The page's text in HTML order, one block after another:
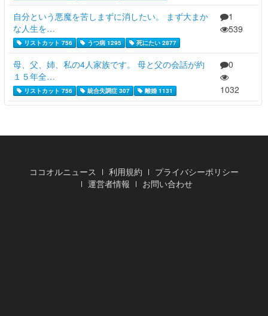
自分という悪魔を苦しまずに消したい。 まず大まか
な人生を…
リストカット 756 うつ病 1295 死にたい 2877
1
539
母、父、姉、私の4人家族です。 母と父の会話が約
１５年全…
リストカット 756 統合失調症 307 離婚 1131
0
1032
ココオルニュース 利用規約
プライバシーポリシー
運営者情報
お問い合わせ